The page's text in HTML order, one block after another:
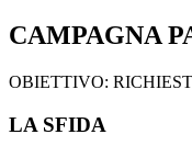
CAMPAGNA
OBIETTIVO:
LA SFIDA